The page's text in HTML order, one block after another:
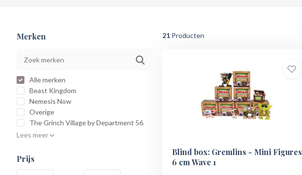
Merken
Alle merken
Beast Kingdom
Nemesis Now
Overige
The Grinch Village by Department 56
Lees meer
Prijs
21Producten
Blind box: Gremlins - Mini Figures
6 cm Wave 1